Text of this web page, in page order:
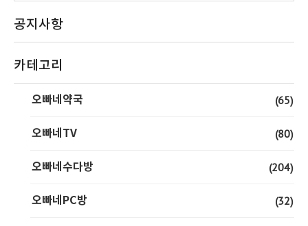
공지사항
카테고리
오빠네약국 (65)
오빠네TV (80)
오빠네수다방 (204)
오빠네PC방 (32)